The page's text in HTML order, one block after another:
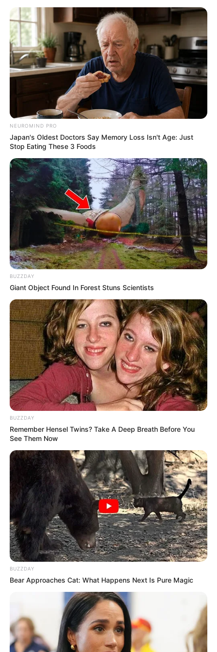
HOME
INSPIRASI
STYLE
FILM &
SERIES
NGAKAK
QUOTES
HYPE
MORE
Times
NEUROMIND PRO
Japan's Oldest Doctors Say Memory Loss Isn't Age: Just
Stop Eating These 3 Foods
BUZZDAY
Giant Object Found In Forest Stuns Scientists
BUZZDAY
Remember Hensel Twins? Take A Deep Breath Before You
See Them Now
BUZZDAY
Bear Approaches Cat: What Happens Next Is Pure Magic